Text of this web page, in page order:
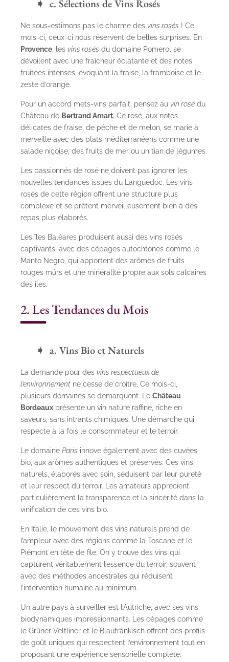
c. Sélections de Vins Rosés
Ne sous-estimons pas le charme des vins rosés ! Ce
mois-ci, ceux-ci nous réservent de belles surprises. En
Provence , les vins rosés du domaine Pomerol se
dévoilent avec une fraîcheur éclatante et des notes
fruitées intenses, évoquant la fraise, la framboise et le
zeste d’orange.
Pour un accord mets-vins parfait, pensez au vin rosé du
Château de Bertrand Amart. Ce rosé, aux notes
délicates de fraise, de pêche et de melon, se marie à
merveille avec des plats méditerranéens comme une
salade niçoise, des fruits de mer ou un tian de légumes.
Les passionnés de rosé ne doivent pas ignorer les
nouvelles tendances issues du Languedoc. Les vins
rosés de cette région offrent une structure plus
complexe et se prêtent merveilleusement bien à des
repas plus élaborés.
Les îles Baléares produisent aussi des vins rosés
captivants, avec des cépages autochtones comme le
Manto Negro, qui apportent des arômes de fruits
rouges mûrs et une minéralité propre aux sols calcaires
des îles.
2. Les Tendances du Mois
a. Vins Bio et Naturels
La demande pour des vins respectueux de
l’environnement ne cesse de croître. Ce mois-ci,
plusieurs domaines se démarquent. Le Château
Bordeaux présente un vin nature raffiné, riche en
saveurs, sans intrants chimiques. Une démarche qui
respecte à la fois le consommateur et le terroir.
Le domaine Paris innove également avec des cuvées
bio, aux arômes authentiques et préservés. Ces vins
naturels, élaborés avec soin, séduisent par leur pureté
et leur respect du terroir. Les amateurs apprécient
particulièrement la transparence et la sincérité dans la
vinification de ces vins bio.
En Italie, le mouvement des vins naturels prend de
l’ampleur avec des régions comme la Toscane et le
Piémont en tête de file. On y trouve des vins qui
capturent véritablement l’essence du terroir, souvent
avec des méthodes ancestrales qui réduisent
l’intervention humaine au minimum.
Un autre pays à surveiller est l’Autriche, avec ses vins
biodynamiques impressionnants. Les cépages comme
le Grüner Veltliner et le Blaufränkisch offrent des profils
de goût uniques qui respectent l’environnement tout en
proposant une expérience sensorielle complète.